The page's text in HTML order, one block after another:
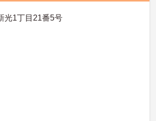
光1丁目21番5号